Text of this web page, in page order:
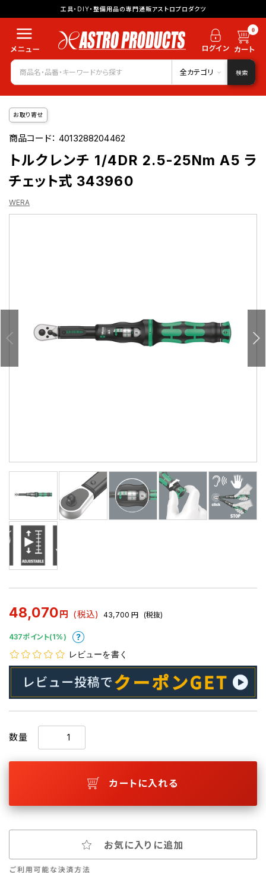
工具・DIY・整備用品の専門通販アストロプロダクツ
0
全カテゴリ 検索
お取り寄せ
商品コード：4013288204462
トルクレンチ 1/4DR 2.5-25Nm A5 ラ
チェット式 343960
WERA
48,070 円 (税込) 43,700 円 (税抜)
437ポイント(1%)
レビューを書く
数量
カートに入れる
お気に入りに追加